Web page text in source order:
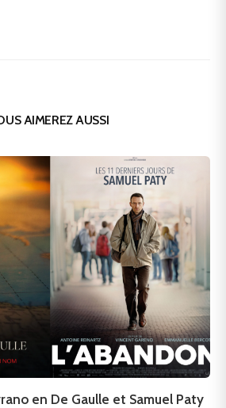
AIMEREZ AUSSI
en De Gaulle et Samuel Paty